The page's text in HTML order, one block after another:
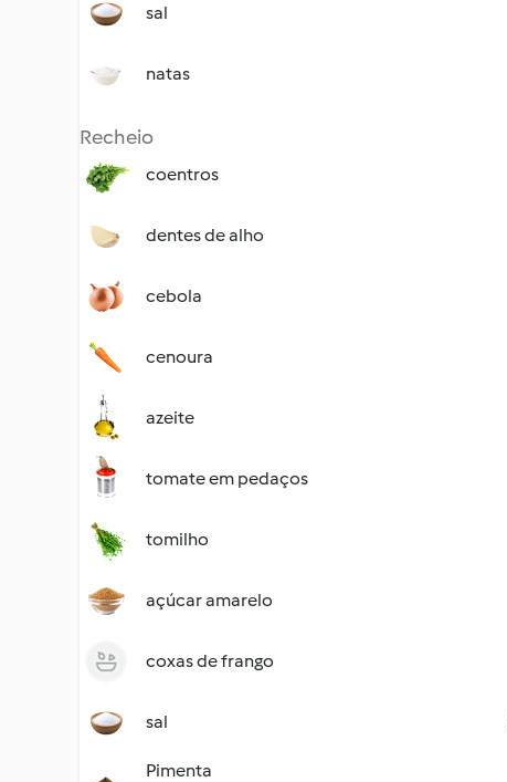
sal
natas
Recheio
coentros
dentes de alho
cebola
cenoura
azeite
tomate em pedaços
tomilho
açúcar amarelo
coxas de frango
sal
Pimenta